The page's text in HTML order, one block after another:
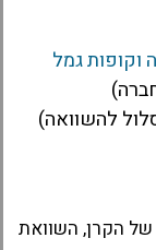
וקופות גמל
להשוואה)
הקרן, השוואת